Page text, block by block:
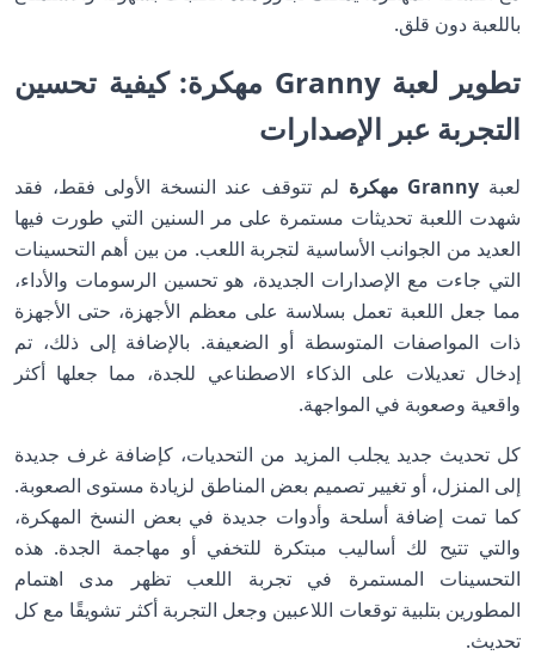
باللعبة دون قلق.
تطوير لعبة Granny مهكرة: كيفية تحسين
التجربة عبر الإصدارات
لعبة Granny مهكرة
لم تتوقف عند النسخة الأولى فقط، فقد
شهدت اللعبة تحديثات مستمرة على مر السنين التي طورت فيها
العديد من الجوانب الأساسية لتجربة اللعب. من بين أهم التحسينات
التي جاءت مع الإصدارات الجديدة، هو تحسين الرسومات والأداء،
مما جعل اللعبة تعمل بسلاسة على معظم الأجهزة، حتى الأجهزة
ذات المواصفات المتوسطة أو الضعيفة. بالإضافة إلى ذلك، تم
إدخال تعديلات على الذكاء الاصطناعي للجدة، مما جعلها أكثر
واقعية وصعوبة في المواجهة.
كل تحديث جديد يجلب المزيد من التحديات، كإضافة غرف جديدة
إلى المنزل، أو تغيير تصميم بعض المناطق لزيادة مستوى الصعوبة.
كما تمت إضافة أسلحة وأدوات جديدة في بعض النسخ المهكرة،
والتي تتيح لك أساليب مبتكرة للتخفي أو مهاجمة الجدة. هذه
التحسينات المستمرة في تجربة اللعب تظهر مدى اهتمام
المطورين بتلبية توقعات اللاعبين وجعل التجربة أكثر تشويقًا مع كل
تحديث.